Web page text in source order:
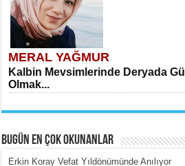
MERAL YAĞMUR
Kalbin Mevsimlerinde Deryada Gül
Olmak...
BUGÜN EN ÇOK OKUNANLAR
Erkin Koray Vefat Yıldönümünde Anılıyor